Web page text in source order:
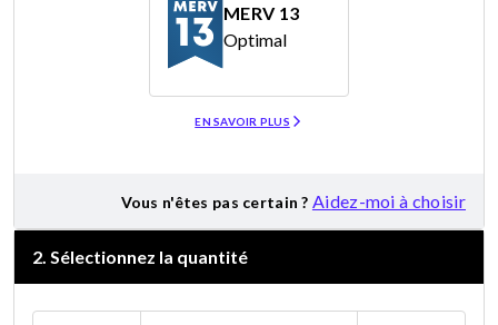
MERV 13
Optimal
EN SAVOIR PLUS
Vous n'êtes pas certain ? Aidez-moi à choisir
2. Sélectionnez la quantité